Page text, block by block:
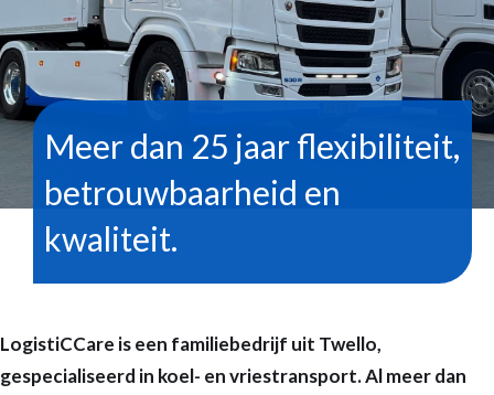
Meer dan 25 jaar flexibiliteit,
betrouwbaarheid en
kwaliteit.
LogistiCCare is een familiebedrijf uit Twello,
gespecialiseerd in koel- en vriestransport. Al meer dan